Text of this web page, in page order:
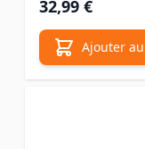
32,99 €
Ajouter